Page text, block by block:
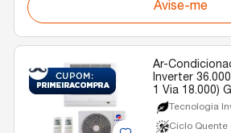
Avise-me
Ar-
Inverter
1 Via 18.000)
32 220v
Tecnologia
Ciclo Quente